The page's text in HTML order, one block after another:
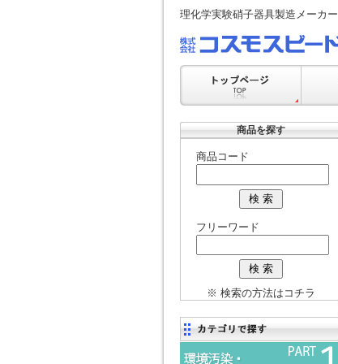
理化学実験硝子器具製造メーカー
商品を探す
商品コード
フリーワード
※ 検索の方法はコチラ